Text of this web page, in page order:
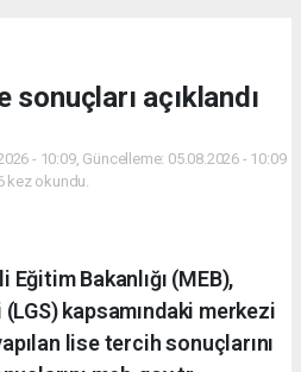
sonuçları açıklandı
- 10:09, Güncelleme: 05.08.2026 - 10:09
kez okundu.
Eğitim Bakanlığı (MEB),
kapsamındaki merkezi
lise tercih sonuçlarını